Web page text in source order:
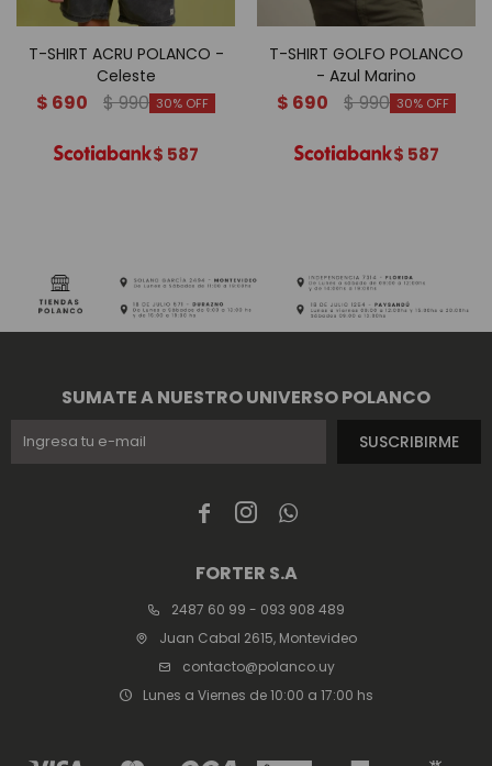
T-SHIRT ACRU POLANCO -
Celeste
$ 690 $990 30
$ 587
T-SHIRT GOLFO POLANCO
- Azul Marino
$ 690 $990 30
$ 587
  
FORTER S.A
2487 60 99 - 093 908 489
Juan Cabal 2615, Montevideo
contacto@polanco.uy
Lunes a Viernes de 10:00 a 17:00 hs
SUMATE A NUESTRO UNIVERSO POLANCO
SUSCRIBIRME